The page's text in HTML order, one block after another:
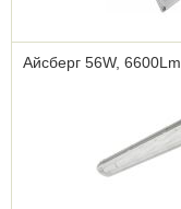
Айсберг 56W,